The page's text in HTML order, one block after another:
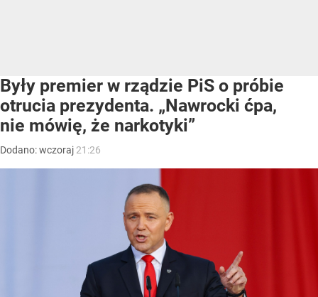
Były premier w rządzie PiS o próbie
otrucia prezydenta. „Nawrocki ćpa,
nie mówię, że narkotyki”
Dodano:wczoraj 21:26